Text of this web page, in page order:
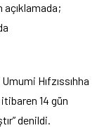
açıklamada;
Hıfzıssıhha
14 gün
denildi.